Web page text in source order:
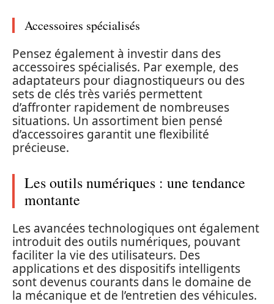
Accessoires spécialisés
Pensez également à investir dans des
accessoires spécialisés. Par exemple, des
adaptateurs pour diagnostiqueurs ou des
sets de clés très variés permettent
d’affronter rapidement de nombreuses
situations. Un assortiment bien pensé
d’accessoires garantit une flexibilité
précieuse.
Les outils numériques : une tendance
montante
Les avancées technologiques ont également
introduit des outils numériques, pouvant
faciliter la vie des utilisateurs. Des
applications et des dispositifs intelligents
sont devenus courants dans le domaine de
la mécanique et de l’entretien des véhicules.